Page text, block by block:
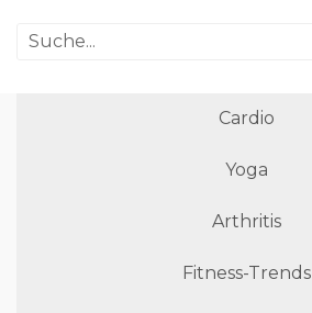
Cardio
Yoga
Arthritis
Fitness-Trends